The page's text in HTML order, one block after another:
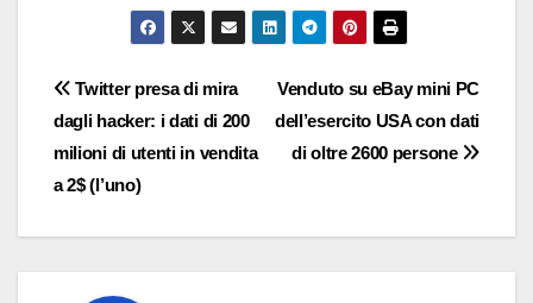
Navigazione
articoli
Venduto su eBay mini PC
dell’esercito USA con dati
di oltre 2600 persone
Twitter presa di mira
dagli hacker: i dati di 200
milioni di utenti in vendita
a 2$ (l’uno)